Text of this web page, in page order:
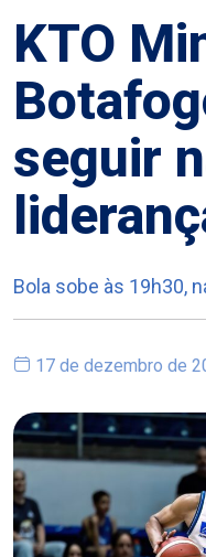
KTO
seguir
Bola sobe às 19h30,
17 de dezembro de